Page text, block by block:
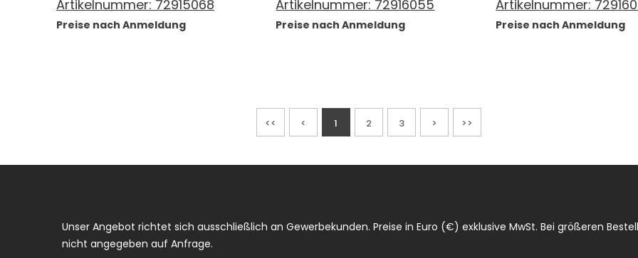
Artikelnummer: 72915068
Preise nach Anmeldung
Artikelnummer: 72916055
Preise nach Anmeldung
Artikelnummer:
Preise nach Anmeldung
<< < 1 2 3 > >>
Unser Angebot richtet sich ausschließlich an Gewerbekunden. Preise in Euro (€) exklusive MwSt. Bei größeren
nicht angegeben auf Anfrage.